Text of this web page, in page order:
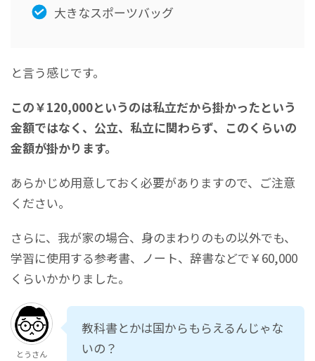
大きなスポーツバッグ
と言う感じです。
この￥120,000というのは私立だから掛かったという
金額ではなく、公立、私立に関わらず、このくらいの
金額が掛かります。
あらかじめ用意しておく必要がありますので、ご注意
ください。
さらに、我が家の場合、身のまわりのもの以外でも、
学習に使用する参考書、ノート、辞書などで￥60,000
くらいかかりました。
とうさん
教科書とかは国からもらえるんじゃな
いの？